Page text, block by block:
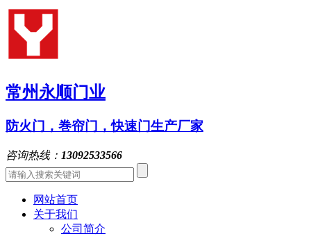
常州永顺门业
防火门，巻帘门，快速门生产厂家
咨询热线： 13092533566
网站首页
关于我们
公司简介